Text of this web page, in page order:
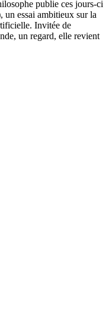
publie ces jours-ci
essai ambitieux sur la
Invitée de
un regard, elle revient